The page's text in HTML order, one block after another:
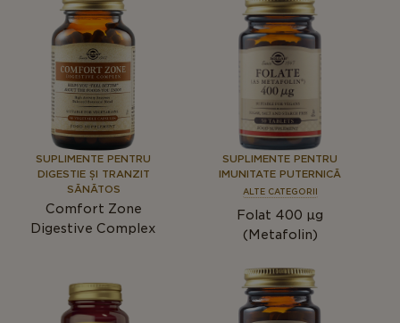
SUPLIMENTE PENTRU
DIGESTIE ȘI TRANZIT
SĂNĂTOS
Comfort Zone
Digestive Complex
SUPLIMENTE PENTRU
IMUNITATE PUTERNICĂ
ALTE CATEGORII
Folat 400 µg
(Metafolin)